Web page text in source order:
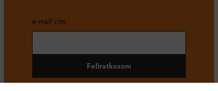
e-mail cím
Feliratkozom